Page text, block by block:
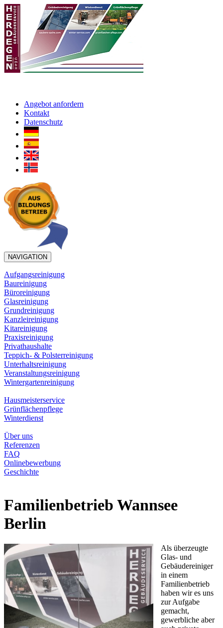
Angebot anfordern
Kontakt
Datenschutz
NAVIGATION
Aufgangsreinigung
Baureinigung
Büroreinigung
Glasreinigung
Grundreinigung
Kanzleireinigung
Kitareinigung
Praxisreinigung
Privathaushalte
Teppich- & Polsterreinigung
Unterhaltsreinigung
Veranstaltungsreinigung
Wintergartenreinigung
Hausmeisterservice
Grünflächenpflege
Winterdienst
Über uns
Referenzen
FAQ
Onlinebewerbung
Geschichte
Familienbetrieb Wannsee
Berlin
Als überzeugte
Glas- und
Gebäudereiniger
in einem
Familienbetrieb
haben wir es uns
zur Aufgabe
gemacht,
gewerbliche aber